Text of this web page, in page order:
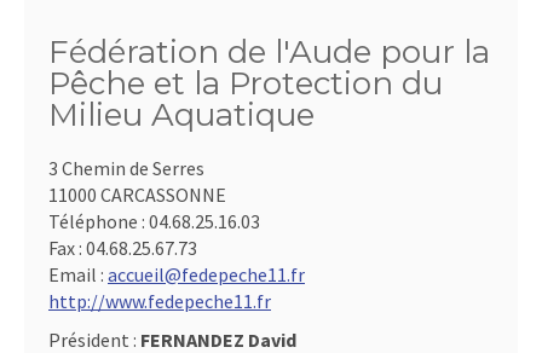
Fédération de l'Aude pour la
Pêche et la Protection du
Milieu Aquatique
3 Chemin de Serres
11000 CARCASSONNE
Téléphone : 04.68.25.16.03
Fax : 04.68.25.67.73
Email : accueil@fedepeche11.fr
http://www.fedepeche11.fr
Président : FERNANDEZ David